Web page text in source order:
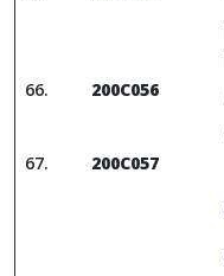
200C056
200C057